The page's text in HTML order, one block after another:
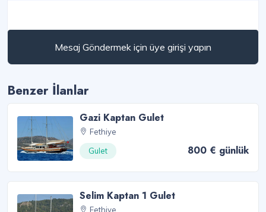
Mesaj Göndermek için üye girişi yapın
Benzer İlanlar
Gazi Kaptan Gulet
Fethiye
Gulet
800 € günlük
Selim Kaptan 1 Gulet
Fethiye